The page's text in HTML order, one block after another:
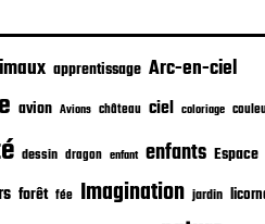
apprentissage Arc-en-ciel
avion Avions château ciel coloriage
dessin dragon enfant enfants Espace
forêt fée Imagination jardin